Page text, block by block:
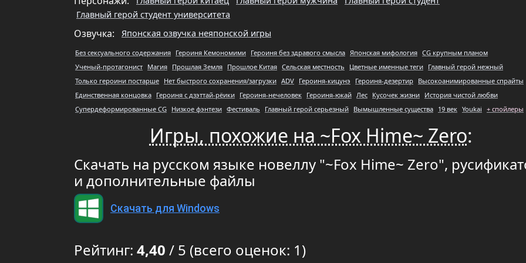
Главный герой студент университета
Озвучка: Японская озвучка неяпонской игры
Без сексуального содержания Героиня Кемономими Героиня без здравого смысла Японская мифология CG крупным планом
Ученый-протагонист Магия Прошлая Земля Прошлое Китая Сельская местность Цветные именные теги Главный герой нежный
Только героини постарше Нет быстрого сохранения/загрузки ADV Героиня-кицунэ Героиня-дезертир Высокоанимированные спрайты
Единственная концовка Героиня с дзэттай-рёики Героиня-нечеловек Героиня-юкай Лес Кусочек жизни История чистой любви
Супердеформированные CG Низкое фэнтези Фестиваль Главный герой серьезный Вымышленные существа 19 век Youkai + спойлеры
Игры, похожие на ~Fox Hime~ Zero:
Скачать на русском языке новеллу "~Fox Hime~ Zero",
и дополнительные файлы
Скачать для Windows
Рейтинг: 4,40 / 5 (всего оценок: 1)